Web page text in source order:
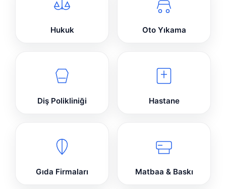
Hukuk Oto Yıkama
Diş Polikliniği Hastane
Gıda Firmaları Matbaa & Baskı